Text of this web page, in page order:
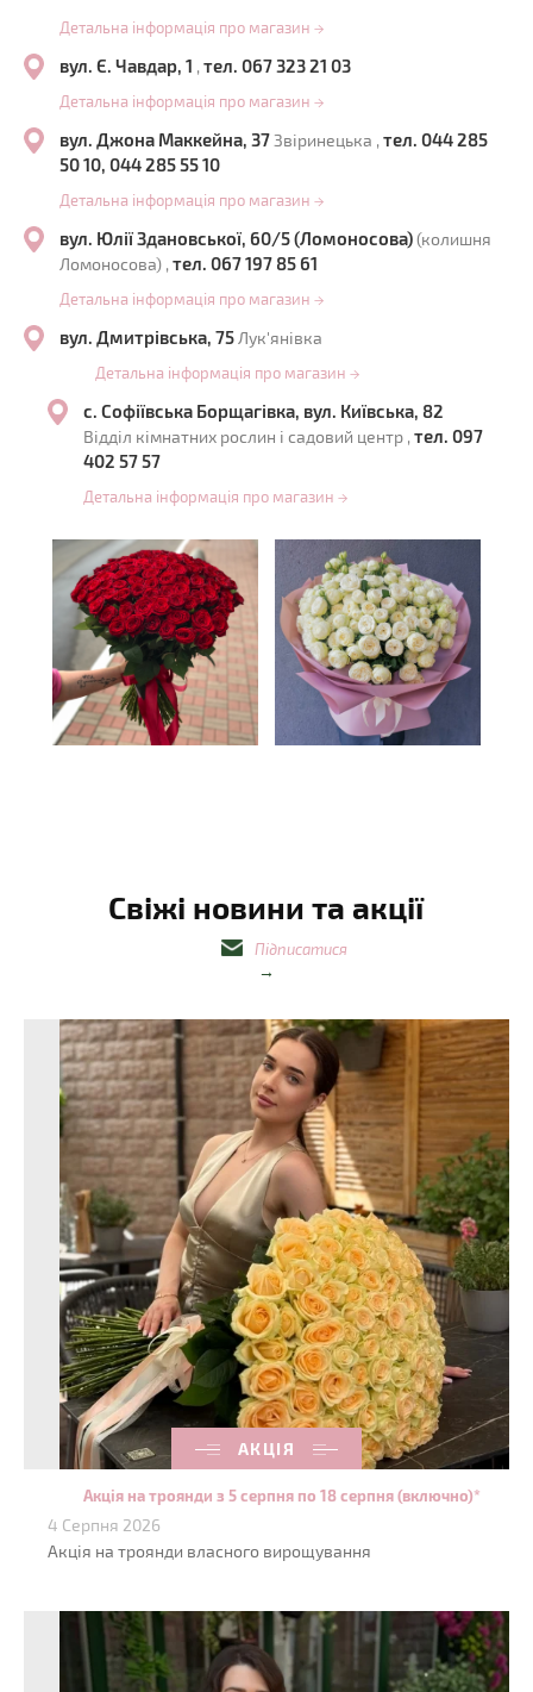
Детальна інформація про магазин →
вул. Є. Чавдар, 1 , тел. 067 323 21 03
Детальна інформація про магазин →
вул. Джона Маккейна, 37 Звіринецька , тел. 044 285
50 10, 044 285 55 10
Детальна інформація про магазин →
вул. Юлії Здановської, 60/5 (Ломоносова)(колишня
Ломоносова) , тел. 067 197 85 61
Детальна інформація про магазин →
вул. Дмитрівська, 75Лук'янівка
Детальна інформація про магазин →
с. Софіївська Борщагівка, вул. Київська, 82
Відділ кімнатних рослин і садовий центр , тел. 097
402 57 57
Детальна інформація про магазин →
Свіжі новини та акції
Підписатися
→
АКЦІЯ
Акція на троянди з 5 серпня по 18 серпня (включно)*
4 Серпня 2026
Акція на троянди власного вирощування